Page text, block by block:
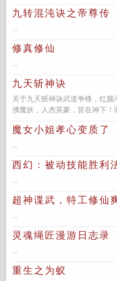
九转混沌诀之帝尊传
...
修真修仙
...
九天斩神诀
关于九天斩神诀武道争锋，红
佛魔妖，人杰英豪，皆在神下
魔女小姐孝心变质了
...
西幻：被动技能胜利
...
超神谍武，特工修仙
...
灵魂绳匠漫游日志录
...
重生之为蚁